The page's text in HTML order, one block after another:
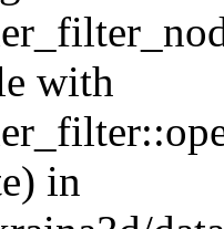
with
in